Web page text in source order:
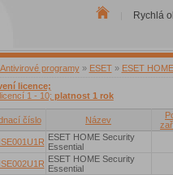
Rychlá
Antivirové programy » ESET » ESET
licence;
1 - 10; platnost 1 rok
číslo Název
ESET HOME Security
Essential
ESET HOME Security
Essential